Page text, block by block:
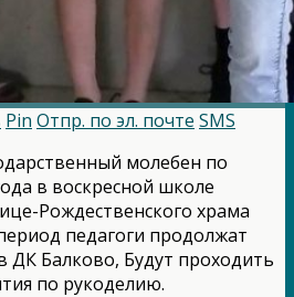
Pin Отпр. по эл. почте SMS
молебен по
в воскресной школе
Рождественского храма
педагоги продолжат
ДК Балково, Будут проходить
по рукоделию.